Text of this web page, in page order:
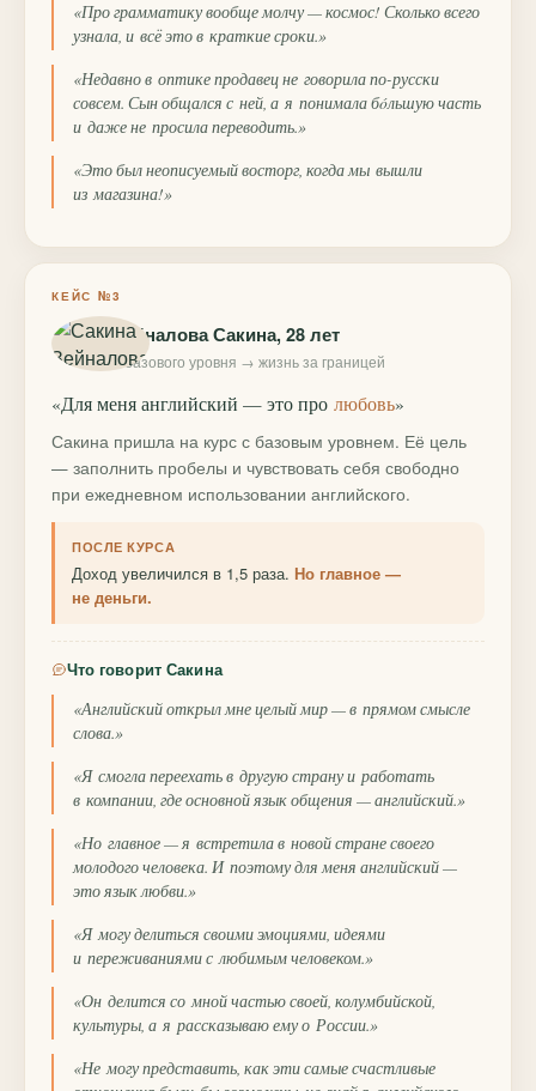
«Про грамматику вообще молчу — космос! Сколько всего
узнала, и всё это в краткие сроки.»
«Недавно в оптике продавец не говорила по-русски
совсем. Сын общался с ней, а я понимала бóльшую часть
и даже не просила переводить.»
«Это был неописуемый восторг, когда мы вышли
из магазина!»
КЕЙС №3
Зейналова Сакина, 28 лет
с базового уровня → жизнь за границей
«Для меня английский — это про любовь»
Сакина пришла на курс с базовым уровнем. Её цель
— заполнить пробелы и чувствовать себя свободно
при ежедневном использовании английского.
ПОСЛЕ КУРСА
Доход увеличился в 1,5 раза. Но главное —
не деньги.
Что говорит Сакина
«Английский открыл мне целый мир — в прямом смысле
слова.»
«Я смогла переехать в другую страну и работать
в компании, где основной язык общения — английский.»
«Но главное — я встретила в новой стране своего
молодого человека. И поэтому для меня английский —
это язык любви.»
«Я могу делиться своими эмоциями, идеями
и переживаниями с любимым человеком.»
«Он делится со мной частью своей, колумбийской,
культуры, а я рассказываю ему о России.»
«Не могу представить, как эти самые счастливые